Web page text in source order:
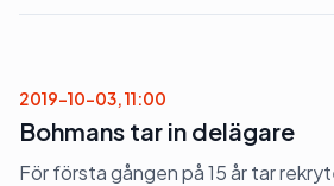
2019-10-03, 11:00
Bohmans tar in delägare
För första gången på 15 år tar